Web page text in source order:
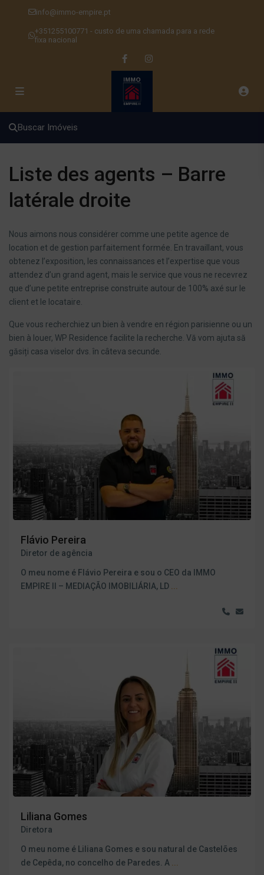
info@immo-empire.pt
+351255100771 - custo de uma chamada para a rede
fixa nacional
Buscar Imóveis
Liste des agents – Barre
latérale droite
Nous aimons nous considérer comme une petite agence de
location et de gestion parfaitement formée. En travaillant, vous
obtenez l’exposition, les connaissances et l’expertise que vous
attendez d’un grand agent, mais le service que vous ne recevrez
que d’une petite entreprise construite autour de 100% axé sur le
client et le locataire.
Que vous recherchiez un bien à vendre en région parisienne ou un
bien à louer, WP Residence facilite la recherche. Vă vom ajuta să
găsiți casa viselor dvs. în câteva secunde.
Flávio Pereira
Diretor de agência
O meu nome é Flávio Pereira e sou o CEO da IMMO
EMPIRE II – MEDIAÇÃO IMOBILIÁRIA, LD ...
Liliana Gomes
Diretora
O meu nome é Liliana Gomes e sou natural de Castelões
de Cepêda, no concelho de Paredes. A